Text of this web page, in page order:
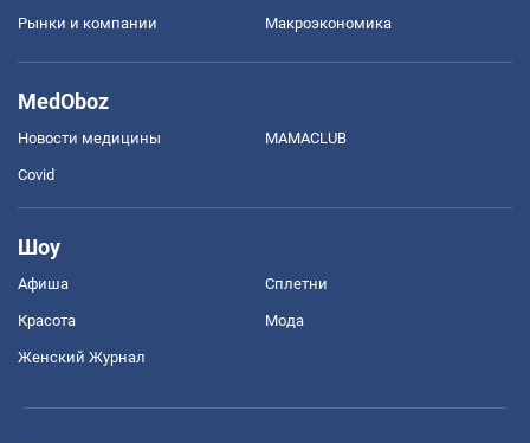
Рынки и компании Mакроэкономика
MedOboz
Новости медицины MAMACLUB
Covid
Шоу
Афиша Сплетни
Красота Мода
Женский Журнал